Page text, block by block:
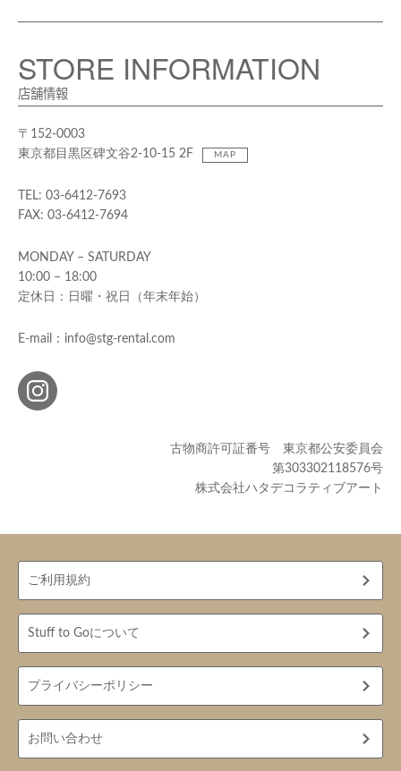
STORE INFORMATION
店舗情報
〒152-0003
東京都目黒区碑文谷2-10-15 2F
MAP
TEL: 03-6412-7693
FAX: 03-6412-7694
MONDAY – SATURDAY
10:00 – 18:00
定休日：日曜・祝日（年末年始）
E-mail：info@stg-rental.com
古物商許可証番号 東京都公安委員会
第303302118576号
株式会社ハタデコラティブアート
ご利用規約
Stuff to Goについて
プライバシーポリシー
お問い合わせ